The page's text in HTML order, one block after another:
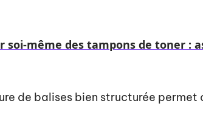
soi-même des tampons de toner :
de balises bien structurée permet